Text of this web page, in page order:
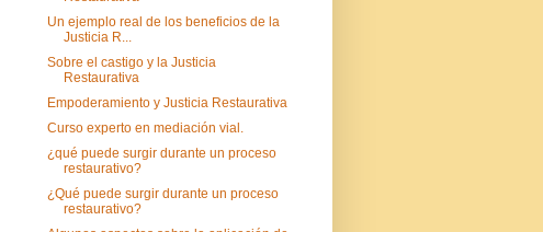
Un ejemplo real de los beneficios de la
Justicia R...
Sobre el castigo y la Justicia
Restaurativa
Empoderamiento y Justicia Restaurativa
Curso experto en mediación vial.
¿qué puede surgir durante un proceso
restaurativo?
¿Qué puede surgir durante un proceso
restaurativo?